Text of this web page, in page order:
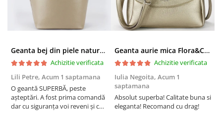
Geanta bej din piele naturala 8966 123
Achizitie verificata
Lili Petre, Acum 1 saptamana
O geantă SUPERBĂ, peste
așteptări. A fost prima comandă
dar cu siguranța voi reveni și cu
Geanta aurie mica Flora&CO Paris H6930 16
Achizitie verificata
Iulia Negoita, Acum 1
saptamana
Absolut superba! Calitate buna si
eleganta! Recomand cu drag!